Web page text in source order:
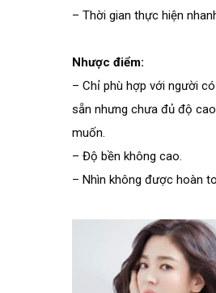
– Thời gian thực hiện
Nhược điểm:
– Chỉ phù hợp với người
sẵn nhưng chưa đủ độ
muốn.
– Độ bền không cao.
– Nhìn không được hoàn